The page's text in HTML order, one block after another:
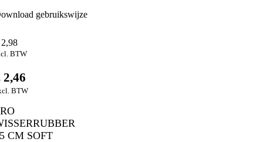
gebruikswijze
BTW
2,46
BTW
CM SOFT